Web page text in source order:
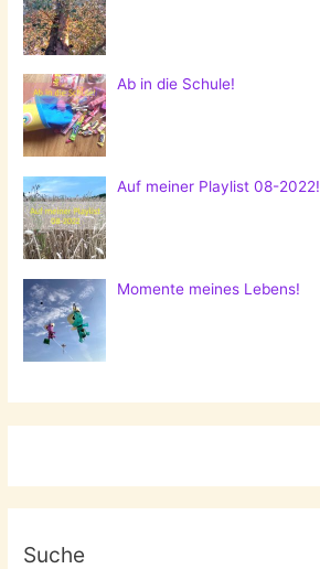
Ab in die Schule!
Auf meiner Playlist 08-2022!
Momente meines Lebens!
Suche